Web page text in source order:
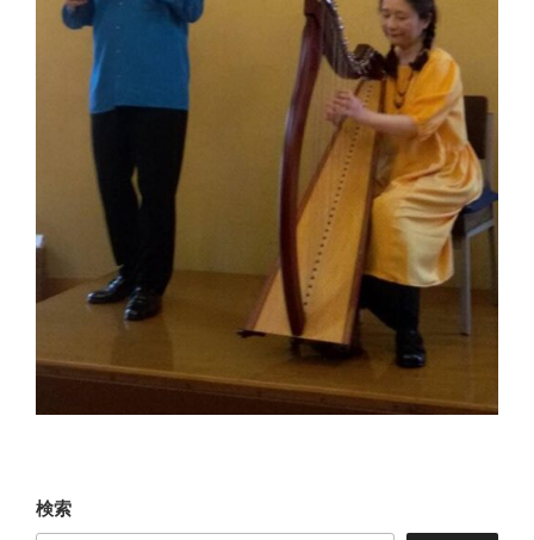
検索